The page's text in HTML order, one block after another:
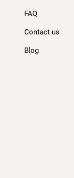
FAQ
Contact us
Blog